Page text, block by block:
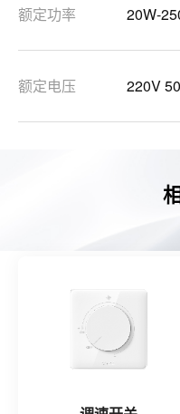
额定功率 20W-
额定电压 220V